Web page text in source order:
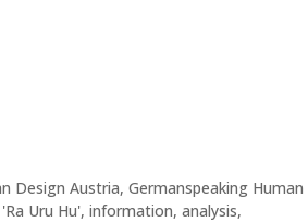
Design Austria, Germanspeaking Human
Uru Hu', information, analysis,